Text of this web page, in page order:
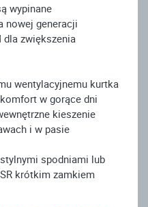
wypinane
nowej generacji
dla zwiększenia
wentylacyjnemu kurtka
w gorące dni
kieszenie
i w pasie
spodniami lub
krótkim zamkiem